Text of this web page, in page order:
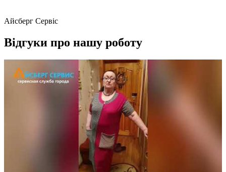
Айсберг Сервіс
Відгуки про нашу роботу